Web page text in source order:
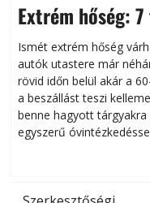
Extrém hőség:
megóvhatjuk
Ismét extrém hőség
autók utastere már
rövid időn belül akár a
a beszállást teszi
benne hagyott
egyszerű